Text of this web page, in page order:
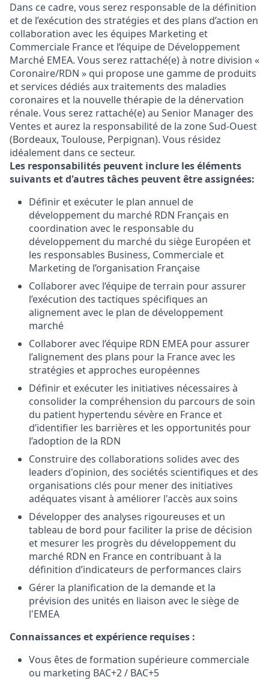
Dans ce cadre, vous serez responsable de la définition
et de l’exécution des stratégies et des plans d’action en
collaboration avec les équipes Marketing et
Commerciale France et l’équipe de Développement
Marché EMEA. Vous serez rattaché(e) à notre division «
Coronaire/RDN » qui propose une gamme de produits
et services dédiés aux traitements des maladies
coronaires et la nouvelle thérapie de la dénervation
rénale. Vous serez rattaché(e) au Senior Manager des
Ventes et aurez la responsabilité de la zone Sud-Ouest
(Bordeaux, Toulouse, Perpignan). Vous résidez
idéalement dans ce secteur.
Les responsabilités peuvent inclure les éléments
suivants et d'autres tâches peuvent être assignées:
Définir et exécuter le plan annuel de
développement du marché RDN Français en
coordination avec le responsable du
développement du marché du siège Européen et
les responsables Business, Commerciale et
Marketing de l’organisation Française
Collaborer avec l’équipe de terrain pour assurer
l’exécution des tactiques spécifiques an
alignement avec le plan de développement
marché
Collaborer avec l’équipe RDN EMEA pour assurer
l’alignement des plans pour la France avec les
stratégies et approches européennes
Définir et exécuter les initiatives nécessaires à
consolider la compréhension du parcours de soin
du patient hypertendu sévère en France et
d’identifier les barrières et les opportunités pour
l’adoption de la RDN
Construire des collaborations solides avec des
leaders d'opinion, des sociétés scientifiques et des
organisations clés pour mener des initiatives
adéquates visant à améliorer l'accès aux soins
Développer des analyses rigoureuses et un
tableau de bord pour faciliter la prise de décision
et mesurer les progrès du développement du
marché RDN en France en contribuant à la
définition d’indicateurs de performances clairs
Gérer la planification de la demande et la
prévision des unités en liaison avec le siège de
l'EMEA
Connaissances et expérience requises :
Vous êtes de formation supérieure commerciale
ou marketing BAC+2 / BAC+5